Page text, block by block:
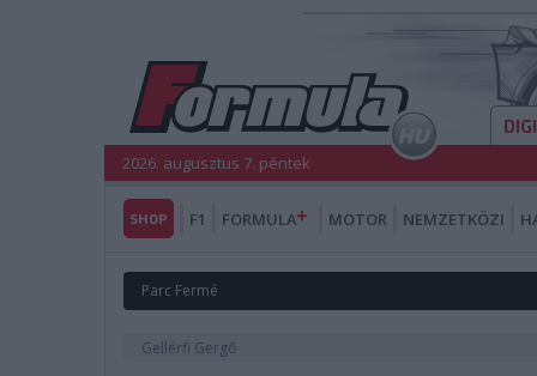
2026. augusztus 7. péntek
SHOP F1 FORMULA MOTOR NEMZETKÖZI
Parc Fermé
Gellérfi Gergő